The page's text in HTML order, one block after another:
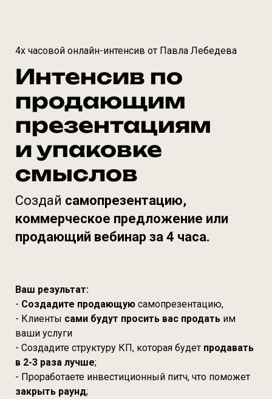
4х часовой онлайн-интенсив от Павла Лебедева
Интенсив по
продающим
презентациям
и упаковке
смыслов
Создай самопрезентацию,
коммерческое предложение или
продающий вебинар за 4 часа.
Ваш результат:
- Создадите продающую самопрезентацию,
- Клиенты сами будут просить вас продать им
ваши услуги
- Создадите структуру КП, которая будет продавать
в 2-3 раза лучше;
- Проработаете инвестиционный питч, что поможет
закрыть раунд;